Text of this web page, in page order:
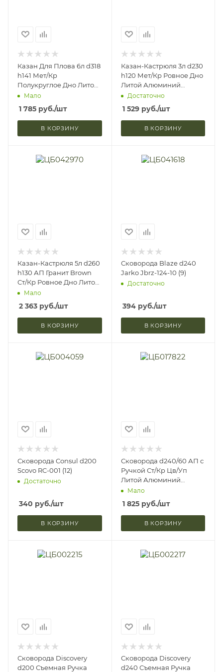
Казан Для Плова 6л d318
h141 Мет/Кр
Полукруглое Дно Литой
Алюминий Kukmara
Мало
1 785 руб./шт
В КОРЗИНУ
Казан-Кастрюля 3л d230
h120 Мет/Кр Ровное Дно
Литой Алюминий
Kukmara К30 (5)
Достаточно
1 529руб./шт
В КОРЗИНУ
Казан-Кастрюля 5л d260
h130 АП Гранит Brown
Ст/Кр Ровное Дно Литой
Алюминий Цв/Уп Мечта
45806Б (1/3)
Мало
2 363 руб./шт
В КОРЗИНУ
Сковорода Blaze d240
Jarko Jbrz-124-10 (9)
Достаточно
394руб./шт
В КОРЗИНУ
Сковорода Consul d200
Scovo RC-001 (12)
Достаточно
340 руб./шт
В КОРЗИНУ
Сковорода d240/60 АП с
Ручкой Ст/Кр Цв/Уп
Литой Алюминий
Kukmara С-242А (4)
Мало
1 825руб./шт
В КОРЗИНУ
Сковорода Discovery
d200 Съемная Ручка
Сковорода Discovery
d240 Съемная Ручка